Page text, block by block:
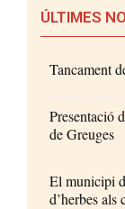
ÚLTIMES
Tancament
Presentació
de Greuges
El municipi
d’herbes als